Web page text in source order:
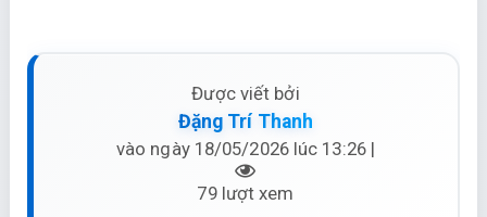
Được viết bởi
Đặng Trí Thanh
vào ngày 18/05/2026 lúc 13:26 |
79 lượt xem